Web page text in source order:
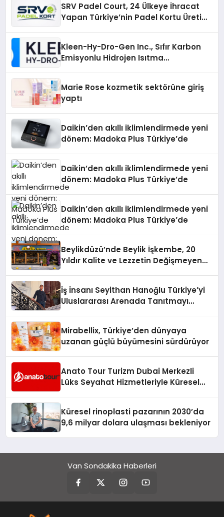
SRV Padel Court, 24 Ülkeye İhracat
Yapan Türkiye’nin Padel Kortu Üretim
Kleen-Hy-Dro-Gen Inc., Sıfır Karbon
Emisyonlu Hidrojen Isıtma
Marie Rose kozmetik sektörüne giriş
yaptı
Daikin’den akıllı iklimlendirmede yeni
dönem: Madoka Plus Türkiye’de
Daikin’den akıllı iklimlendirmede yeni
dönem: Madoka Plus Türkiye’de
Daikin’den akıllı iklimlendirmede yeni
dönem: Madoka Plus Türkiye’de
Beylikdüzü’nde Beylik İşkembe, 20
Yıldır Kalite ve Lezzetin Değişmeyen
İş İnsanı Seyithan Hanoğlu Türkiye’yi
Uluslararası Arenada Tanıtmayı
Mirabellix, Türkiye’den dünyaya
uzanan güçlü büyümesini sürdürüyor
Anato Tour Turizm Dubai Merkezli
Lüks Seyahat Hizmetleriyle Küresel
Küresel rinoplasti pazarının 2030’da
9,6 milyar dolara ulaşması bekleniyor
Van Sondakika Haberleri